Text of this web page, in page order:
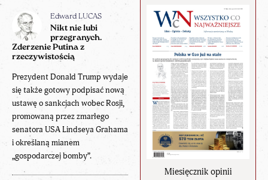
Miesięcznik opinii
Edward LUCAS
Nikt nie lubi
przegranych.
Zderzenie Putina z
rzeczywistością
Prezydent Donald Trump wydaje
się także gotowy podpisać nową
ustawę o sankcjach wobec Rosji,
promowaną przez zmarłego
senatora USA Lindseya Grahama
i określaną mianem
„gospodarczej bomby”.